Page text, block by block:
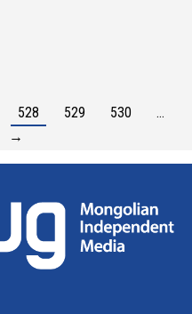
528 529 530
…
→